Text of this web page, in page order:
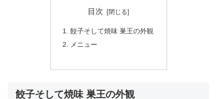
目次
餃子そして焼味 巣王の外観
メニュー
餃子そして焼味 巣王の外観